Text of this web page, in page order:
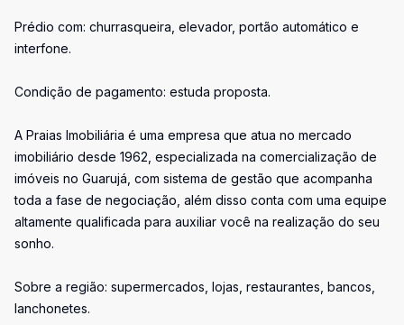
Prédio com: churrasqueira, elevador, portão automático e
interfone.
Condição de pagamento: estuda proposta.
A Praias Imobiliária é uma empresa que atua no mercado
imobiliário desde 1962, especializada na comercialização de
imóveis no Guarujá, com sistema de gestão que acompanha
toda a fase de negociação, além disso conta com uma equipe
altamente qualificada para auxiliar você na realização do seu
sonho.
Sobre a região: supermercados, lojas, restaurantes, bancos,
lanchonetes.